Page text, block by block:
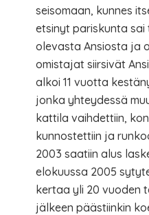
seisomaan, kunnes
etsinyt pariskunta sai
olevasta Ansiosta ja
omistajat siirsivät
alkoi 11 vuotta
jonka yhteydessä
kattila vaihdettiin,
kunnostettiin ja
2003 saatiin alus
elokuussa 2005
kertaa yli 20 vuoden
jälkeen päästiinkin